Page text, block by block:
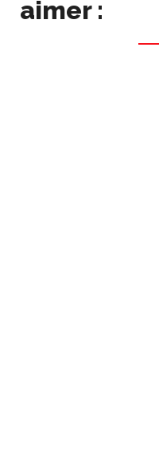
aimer :